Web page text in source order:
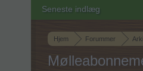
Hjem Forummer
Seneste indlæg